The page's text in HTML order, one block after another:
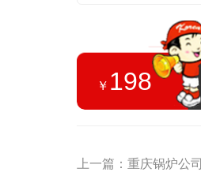
￥ 198
上一篇：重庆锅炉公